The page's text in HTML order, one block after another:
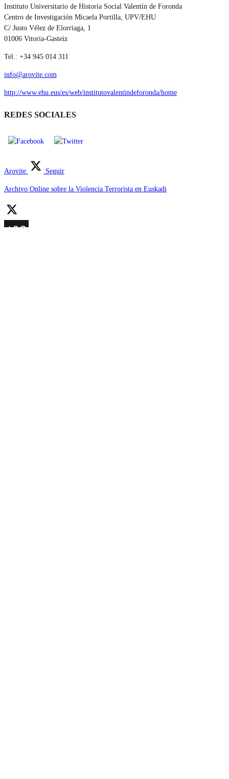
Instituto Universitario de Historia Social Valentín de Foronda
Centro de Investigación Micaela Portilla, UPV/EHU
C/ Justo Vélez de Elorriaga, 1
01006 Vitoria-Gasteiz
Tel.: +34 945 014 311
info@arovite.com
http://www.ehu.eus/es/web/institutovalentindeforonda/home
REDES SOCIALES
Arovite Seguir
Archivo Online sobre la Violencia Terrorista en Euskadi